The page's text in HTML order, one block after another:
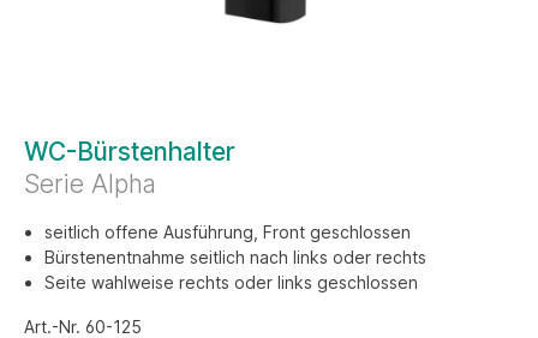
WC-Bürstenhalter
Serie Alpha
seitlich offene Ausführung, Front geschlossen
Bürstenentnahme seitlich nach links oder rechts
Seite wahlweise rechts oder links geschlossen
Art.-Nr. 60-125